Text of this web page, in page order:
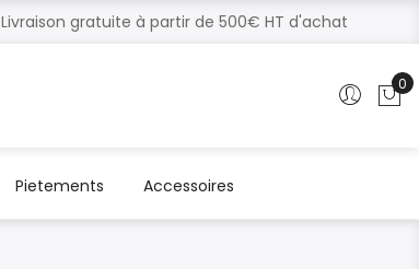
Livraison gratuite à partir de 500€ HT d'achat
0
Pietements Accessoires